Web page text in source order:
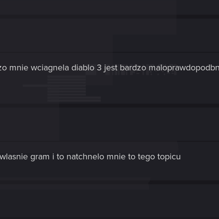
mnie wciagnela diablo 3 jest bardzo
gram i to natchnelo mnie to tego topicu